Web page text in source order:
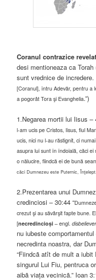
Coranul contrazice
desi mentioneaza ca
sunt vrednice de incredere.
[Coranul], întru Adevăr, pentru a
a pogorât Tora şi Evanghelia.”)
1.Negarea mortii lui Iisus –
l-am ucis pe Cristos, Iisus, fiul
ucis, nici nu l-au răstignit, ci
asupra lui sunt în îndoială, căci
o nălucire, fiindcă ei de bună
căci Dumnezeu este Puternic,
2.Prezentarea unui
credinciosi – 30:44 “
crezut şi au săvârşit fapte bune.
[necredincioși – engl.
nu iubeste
necredinta noastra, dar
“Fiindcã atît de mult a
singurul Lui Fiu, pentruca
aibã viața vecinicã.” Ioan